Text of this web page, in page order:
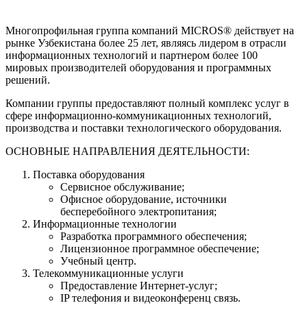
Многопрофильная группа компаний MICROS® действует на
рынке Узбекистана более 25 лет, являясь лидером в отрасли
информационных технологий и партнером более 100
мировых производителей оборудования и программных
решений.
Компании группы предоставляют полный комплекс услуг в
сфере информационно-коммуникационных технологий,
производства и поставки технологического оборудования.
ОСНОВНЫЕ НАПРАВЛЕНИЯ ДЕЯТЕЛЬНОСТИ:
Поставка оборудования
Сервисное обслуживание;
Офисное оборудование, источники
бесперебойного электропитания;
Информационные технологии
Разработка программного обеспечения;
Лицензионное программное обеспечение;
Учебный центр.
Телекоммуникационные услуги
Предоставление Интернет-услуг;
IP телефония и видеоконференц связь.